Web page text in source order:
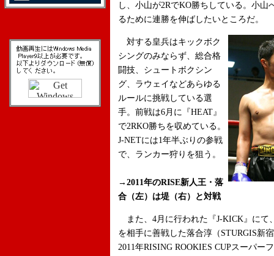
し、小山が2RでKO勝ちしている。小
るために連勝を伸ばしたいところだ。
対する皇兵はキックボク
シングのみならず、総合格
闘技、シュートボクシン
グ、ラウェイなどあらゆる
ルールに挑戦している選
手。前戦は6月に『HEAT』
で2RKO勝ちを収めている。
J-NETには1年半ぶりの参戦
で、ランカー狩りを狙う。
→2011年のRISE新人王・落
合（左）は堤（右）と対戦
また、4月に行われた『J-KICK』にて
を相手に善戦した落合淳（STURGIS新
2011年RISING ROOKIES CUPスーパー